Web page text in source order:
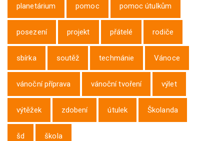
planetárium pomoc pomoc útulkům
posezení projekt přátelé rodiče
sbírka soutěž techmánie Vánoce
vánoční příprava vánoční tvoření výlet
výtěžek zdobení útulek Školanda
šd škola